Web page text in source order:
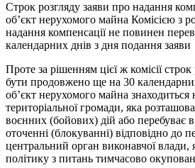
Строк розгляду заяви про надання
об’єкт нерухомого майна Комісією з
надання компенсації не повинен
календарних днів з дня подання заяви
Проте за рішенням цієї ж комісії
бути продовжено ще на 30
об’єкт нерухомого майна знаходиться
територіальної громади, яка
воєнних (бойових) дій або перебуває в
оточенні (блокуванні) відповідно до
центральний орган виконавчої влади,
політику з питань тимчасово